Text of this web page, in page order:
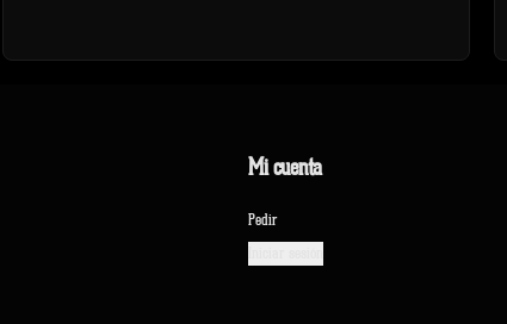
Mi cuenta
Pedir